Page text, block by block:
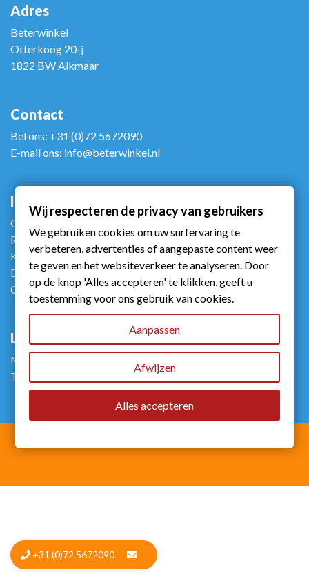
Adres
Beterwinkel
Otterkoog 20-j
1822 BW Alkmaar
Contact
Bel ons: +31 (0)72 5672090
E-mail ons: info@beterwinkel.nl
Info
Gebruiksvoorwaarden
Retourneren
Klachtenportaalzorg
Disclaimer
Contact
Links
Merken
Therapie
+31 (0)72 5672090
Wij respecteren de privacy van gebruikers
We gebruiken cookies om uw surfervaring te
verbeteren, advertenties of aangepaste content weer
te geven en het websiteverkeer te analyseren. Door
op de knop 'Alles accepteren' te klikken, geeft u
toestemming voor ons gebruik van cookies.
Aanpassen
Afwijzen
Alles accepteren